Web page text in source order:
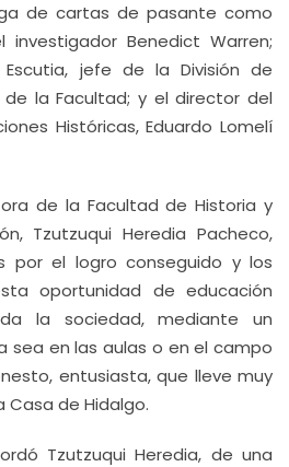
de cartas de pasante como
Benedict Warren;
Escutia, jefe de la División de
de la Facultad; y el director del
Históricas, Eduardo Lomelí
de la Facultad de Historia y
Tzutzuqui Heredia Pacheco,
por el logro conseguido y los
oportunidad de educación
la sociedad, mediante un
sea en las aulas o en el campo
entusiasta, que lleve muy
de Hidalgo.
Tzutzuqui Heredia, de una